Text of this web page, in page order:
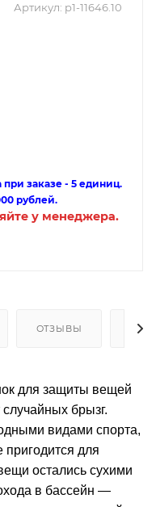
Артикул: p1-11646.10
заказе - 5 единиц.
рублей.
у менеджера.
ОТЗЫВЫ
для защиты вещей
брызг.
видами спорта,
для
остались сухими
в бассейн —